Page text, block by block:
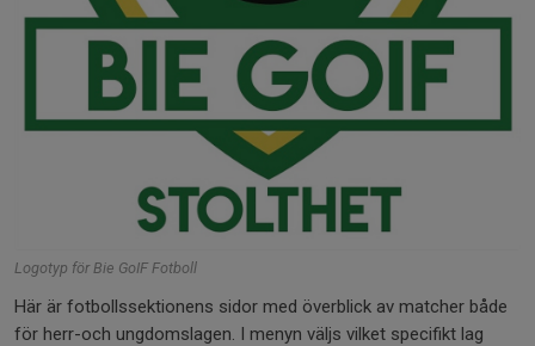
Logotyp för Bie GoIF Fotboll
Här är fotbollssektionens sidor med överblick av matcher både
för herr-och ungdomslagen. I menyn väljs vilket specifikt lag